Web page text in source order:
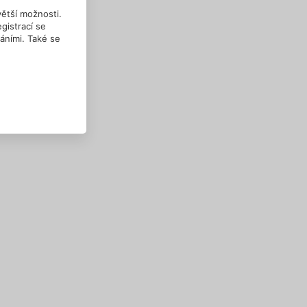
možnosti.
se
Také se